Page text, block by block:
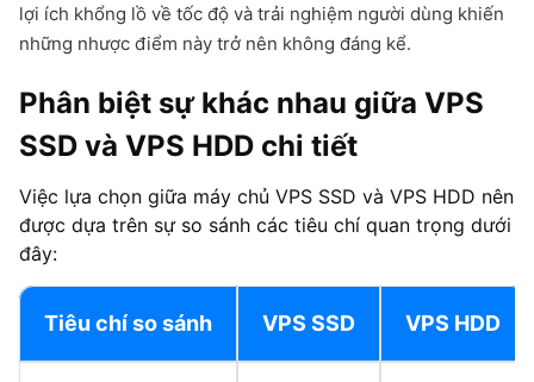
lợi ích khổng lồ về tốc độ và trải nghiệm người dùng khiến
những nhược điểm này trở nên không đáng kể.
Phân biệt sự khác nhau giữa VPS
SSD và VPS HDD chi tiết
Việc lựa chọn giữa máy chủ VPS SSD và VPS HDD nên
được dựa trên sự so sánh các tiêu chí quan trọng dưới
đây:
Tiêu chí so sánh VPS SSD VPS HDD